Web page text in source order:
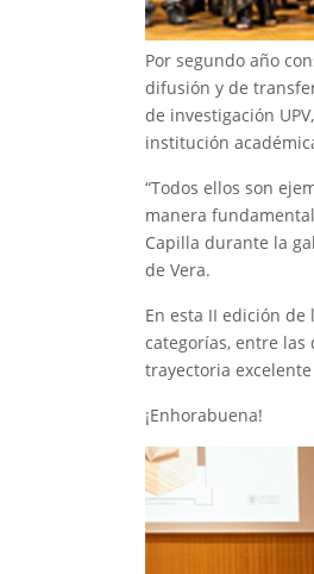
Por segundo año
difusión y de
de investigación
institución
“Todos ellos son
manera
Capilla durante la
de Vera.
En esta II edición
categorías, entre las
trayectoria
¡Enhorabuena!